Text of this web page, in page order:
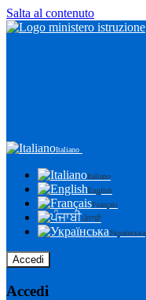
Salta al contenuto
Italiano
Italiano
English
Français
ਪੰਜਾਬੀ
Українська
Accedi
Accedi